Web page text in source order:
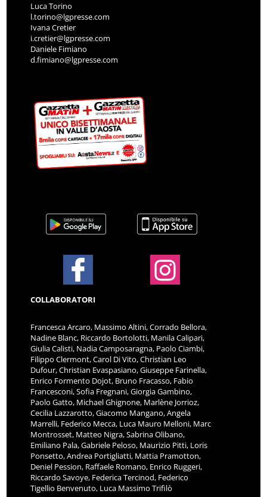
Luca Torino
l.torino@lgpresse.com
Ivana Cretier
i.cretier@lgpresse.com
Daniele Fimiano
d.fimiano@lgpresse.com
COLLABORATORI
Francesca Arcaro, Massimo Altini, Corrado Bellora,
Nadine Blanc, Riccardo Bortolotti, Manila Calipari,
Giulia Calisti, Nadia Camposaragna, Paolo Ciambi,
Filippo Clermont, Carol Di Vito, Christian Leo
Dufour, Christian Evaspasiano, Giuseppe Farinella,
Enrico Formento Dojot, Bruno Fracasso, Fabio
Francesconi, Sofia Fregnani, Giorgia Gambino,
Paolo Gatto, Michael Ghignone, Marlène Jorrioz,
Cecilia Lazzarotto, Giacomo Mangano, Angela
Marrelli, Federico Mecca, Luca Mauro Melloni, Marc
Montrosset, Matteo Nigra, Sabrina Olibano,
Emiliano Pala, Gabriele Peloso, Maurizio Pitti, Loris
Ponsetto, Andrea Portigliatti, Mattia Pramotton,
Deniel Pession, Raffaele Romano, Enrico Ruggeri,
Riccardo Savoye, Federica Tercinod, Federico
Tigellio Benvenuto, Luca Massimo Trifilò